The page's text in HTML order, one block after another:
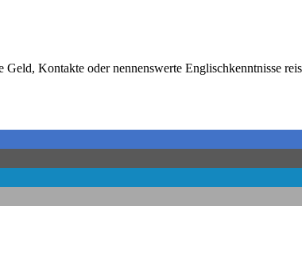
Kontakte oder nennenswerte Englischkenntnisse